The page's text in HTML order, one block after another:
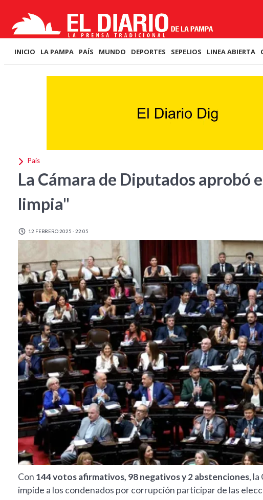
INICIO LA PAMPA PAÍS MUNDO DEPORTES SEPELIOS LINEA ABIERTA
País
La Cámara de Diputados aprobó
limpia"
12 FEBRERO 2025 - 22:05
Con 144 votos afirmativos, 98 negativos y 2 abstenciones, la
impide a los condenados por corrupción participar de las